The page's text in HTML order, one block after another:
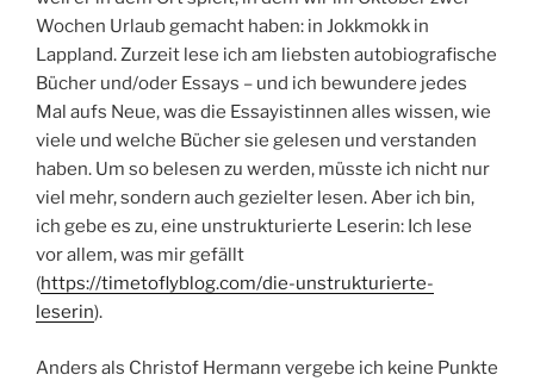
Wochen Urlaub gemacht haben: in Jokkmokk in
Lappland. Zurzeit lese ich am liebsten autobiografische
Bücher und/oder Essays – und ich bewundere jedes
Mal aufs Neue, was die Essayistinnen alles wissen, wie
viele und welche Bücher sie gelesen und verstanden
haben. Um so belesen zu werden, müsste ich nicht nur
viel mehr, sondern auch gezielter lesen. Aber ich bin,
ich gebe es zu, eine unstrukturierte Leserin: Ich lese
vor allem, was mir gefällt
(https://timetoflyblog.com/die-unstrukturierte-
leserin).
Anders als Christof Hermann vergebe ich keine Punkte